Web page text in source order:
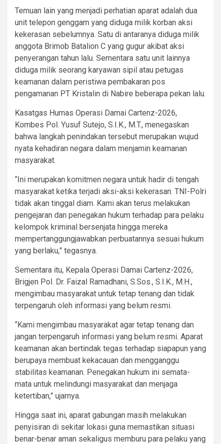
Temuan lain yang menjadi perhatian aparat adalah dua
unit telepon genggam yang diduga milik korban aksi
kekerasan sebelumnya. Satu di antaranya diduga milik
anggota Brimob Batalion C yang gugur akibat aksi
penyerangan tahun lalu. Sementara satu unit lainnya
diduga milik seorang karyawan sipil atau petugas
keamanan dalam peristiwa pembakaran pos
pengamanan PT Kristalin di Nabire beberapa pekan lalu.
Kasatgas Humas Operasi Damai Cartenz-2026,
Kombes Pol. Yusuf Sutejo, S.I.K., M.T., menegaskan
bahwa langkah penindakan tersebut merupakan wujud
nyata kehadiran negara dalam menjamin keamanan
masyarakat.
“Ini merupakan komitmen negara untuk hadir di tengah
masyarakat ketika terjadi aksi-aksi kekerasan. TNI-Polri
tidak akan tinggal diam. Kami akan terus melakukan
pengejaran dan penegakan hukum terhadap para pelaku
kelompok kriminal bersenjata hingga mereka
mempertanggungjawabkan perbuatannya sesuai hukum
yang berlaku,” tegasnya.
Sementara itu, Kepala Operasi Damai Cartenz-2026,
Brigjen Pol. Dr. Faizal Ramadhani, S.Sos., S.I.K., M.H.,
mengimbau masyarakat untuk tetap tenang dan tidak
terpengaruh oleh informasi yang belum resmi.
“Kami mengimbau masyarakat agar tetap tenang dan
jangan terpengaruh informasi yang belum resmi. Aparat
keamanan akan bertindak tegas terhadap siapapun yang
berupaya membuat kekacauan dan mengganggu
stabilitas keamanan. Penegakan hukum ini semata-
mata untuk melindungi masyarakat dan menjaga
ketertiban,” ujarnya.
Hingga saat ini, aparat gabungan masih melakukan
penyisiran di sekitar lokasi guna memastikan situasi
benar-benar aman sekaligus memburu para pelaku yang